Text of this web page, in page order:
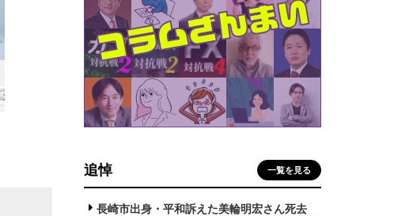
追悼 一覧を見る
長崎市出身・平和訴えた美輪明宏さん死去